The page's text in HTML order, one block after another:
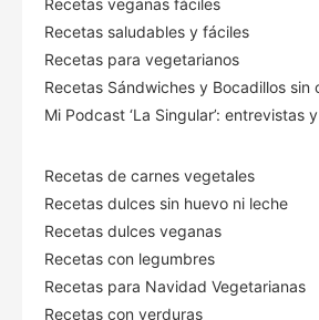
Recetas saludables y fáciles
Recetas para vegetarianos
Recetas Sándwiches y Bocadillos sin
Mi Podcast ‘La Singular’: entrevistas
Recetas de carnes vegetales
Recetas dulces sin huevo ni leche
Recetas dulces veganas
Recetas con legumbres
Recetas para Navidad Vegetarianas
Recetas con verduras